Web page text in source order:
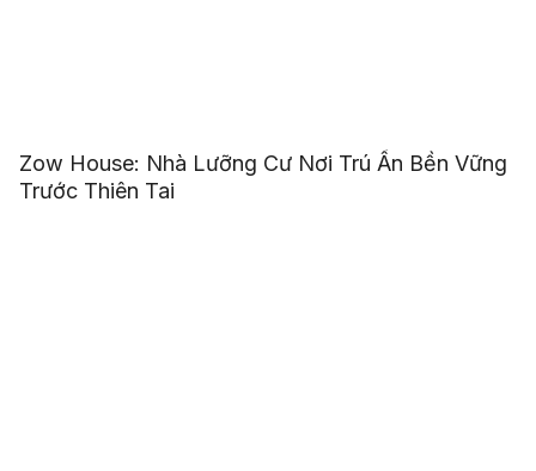
Zow House: Nhà Lưỡng Cư Nơi Trú Ẩn Bền Vững
Trước Thiên Tai